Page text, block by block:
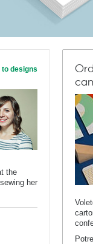
to designs
the
her